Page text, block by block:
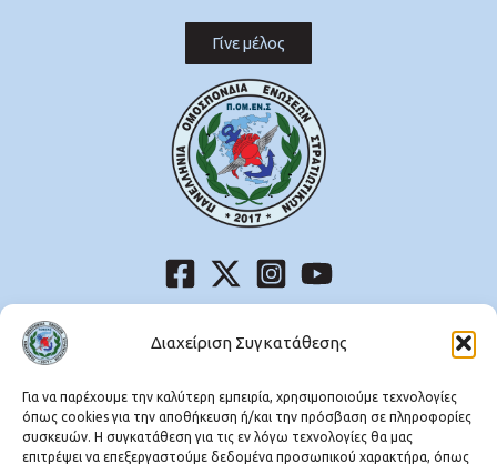
Διαχείριση Συγκατάθεσης
Για να παρέχουμε την καλύτερη εμπειρία, χρησιμοποιούμε τεχνολογίες
όπως cookies για την αποθήκευση ή/και την πρόσβαση σε πληροφορίες
συσκευών. Η συγκατάθεση για τις εν λόγω τεχνολογίες θα μας
επιτρέψει να επεξεργαστούμε δεδομένα προσωπικού χαρακτήρα, όπως
Γίνε μέλος
Τ.Κ. 15561
Fax: 210 6511292
Λυκούργου 9, Ομόνοια, 8ος όροφος,